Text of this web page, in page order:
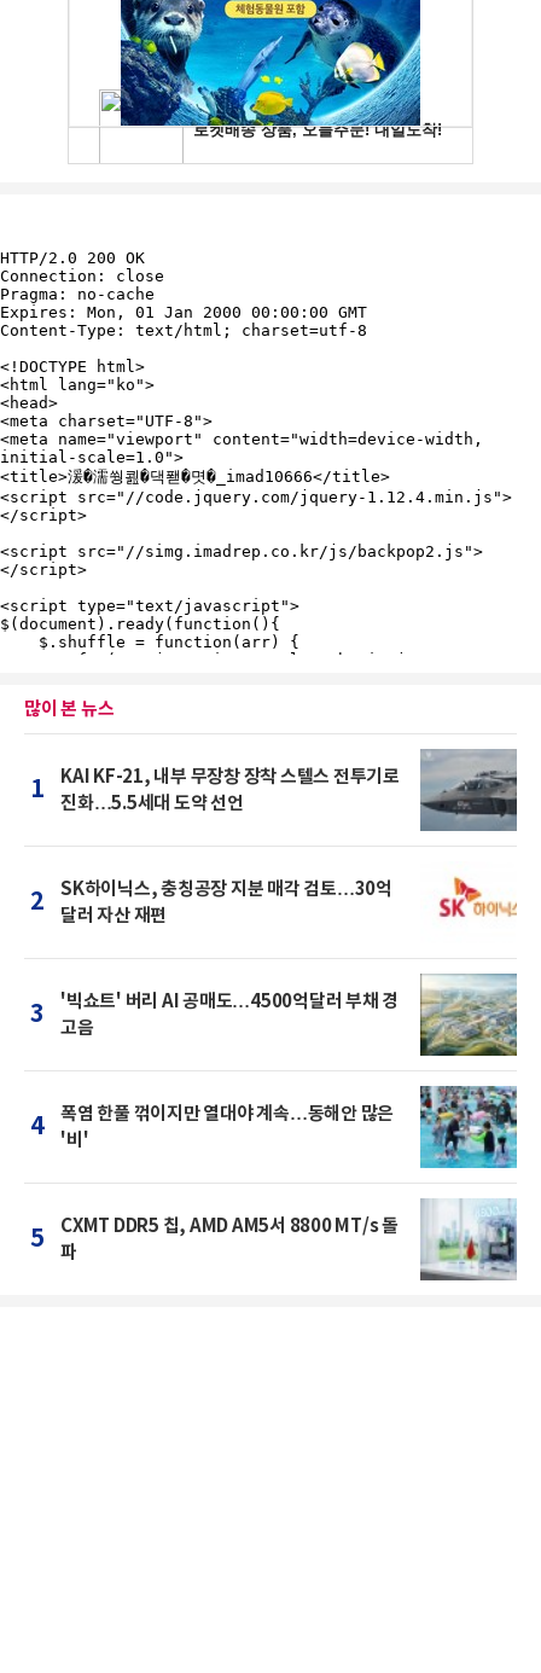
많이 본 뉴스
1
KAI KF-21, 내부 무장창 장착 스텔스 전투기로
진화…5.5세대 도약 선언
2
SK하이닉스, 충칭공장 지분 매각 검토…30억
달러 자산 재편
3
'빅쇼트' 버리 AI 공매도…4500억달러 부채 경
고음
4
폭염 한풀 꺾이지만 열대야 계속…동해안 많은
'비'
5
CXMT DDR5 칩, AMD AM5서 8800 MT/s 돌
파